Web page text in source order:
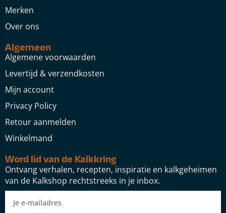
Merken
Over ons
Algemeen
Algemene voorwaarden
Levertijd & verzendkosten
Mijn account
Privacy Policy
Retour aanmelden
Winkelmand
Word lid van de Kalkkring
Ontvang verhalen, recepten, inspiratie en kalkgeheimen
van de Kalkshop rechtstreeks in je inbox.